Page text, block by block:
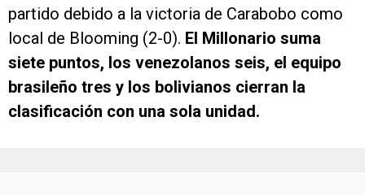
partido debido a la victoria de Carabobo como
local de Blooming (2-0). El Millonario suma
siete puntos, los venezolanos seis, el equipo
brasileño tres y los bolivianos cierran la
clasificación con una sola unidad.